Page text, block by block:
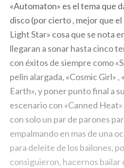
«Automaton» es el tema que
disco (por cierto , mejor que
Light Star» cosa que se nota
llegaran a sonar hasta cinco
con éxitos de siempre como
pelin alargada, «Cosmic Girl»
Earth», y poner punto final a
escenario con «Canned
con solo un par de parones
empalmando en mas de una
para deleite de los bailones,
consiguieron, hacernos bailar